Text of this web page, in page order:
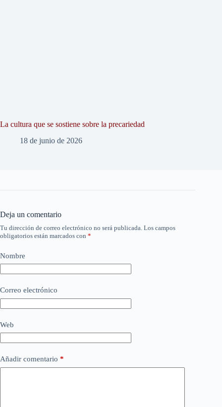
La cultura que se sostiene sobre la precariedad
18 de junio de 2026
Deja un comentario
Tu dirección de correo electrónico no será publicada. Los campos
obligatorios están marcados con *
Nombre
Correo electrónico
Web
Añadir comentario *